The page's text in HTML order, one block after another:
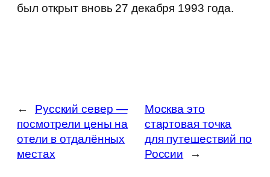
был открыт вновь 27 декабря 1993 года.
←
Русский север —
посмотрели цены на
отели в отдалённых
местах
Москва это
стартовая точка
для путешествий по
России
→